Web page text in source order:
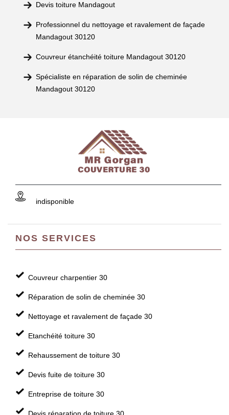
Devis toiture Mandagout
Professionnel du nettoyage et ravalement de façade
Mandagout 30120
Couvreur étanchéité toiture Mandagout 30120
Spécialiste en réparation de solin de cheminée
Mandagout 30120
indisponible
NOS SERVICES
Couvreur charpentier 30
Réparation de solin de cheminée 30
Nettoyage et ravalement de façade 30
Etanchéité toiture 30
Rehaussement de toiture 30
Devis fuite de toiture 30
Entreprise de toiture 30